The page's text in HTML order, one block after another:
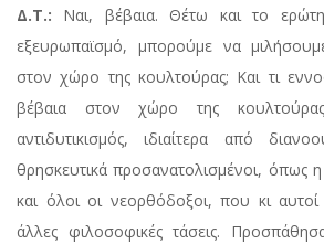
Δ.Τ.: Ναι, βέβαια. Θέτω και το
εξευρωπαϊσμό, μπορούμε να
στον χώρο της κουλτούρας; Και τι
βέβαια στον χώρο της
αντιδυτικισμός, ιδιαίτερα από
θρησκευτικά προσανατολισμένοι, όπως
και όλοι οι νεορθόδοξοι, που κι
άλλες φιλοσοφικές τάσεις.